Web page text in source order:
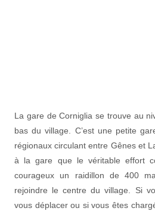
La gare de Corniglia se trouve au
bas du village. C’est une petite
régionaux circulant entre Gênes et
à la gare que le véritable effort
courageux un raidillon de 400
rejoindre le centre du village. Si
vous déplacer ou si vous êtes